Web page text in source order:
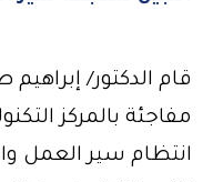
قام الدكتور/
مفاجئة بالمركز
انتظام سير العمل